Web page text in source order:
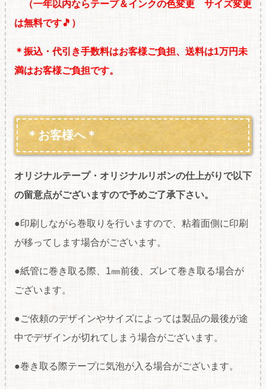
（一年以内ならテープ＆インクの色変更 サイズ変更
は無料です🎵）
＊振込・代引き手数料はお客様ご負担、送料は1万円未
満はお客様ご負担です。
＊お客様へ＊
オリジナルテープ・オリジナルリボンの仕上がりで以下
の留意点がございますので予めご了承下さい。
●印刷しながら巻取りを行いますので、粘着面側に印刷
が移ってします場合がございます。
●紙管に巻き取る際、1㎜前後、ズレて巻き取る場合が
ございます。
●ご依頼のデザインやサイズによっては製品の最後が途
中でデザインが切れてしまう場合がございます。
●巻き取る際テープに気泡が入る場合がございます。